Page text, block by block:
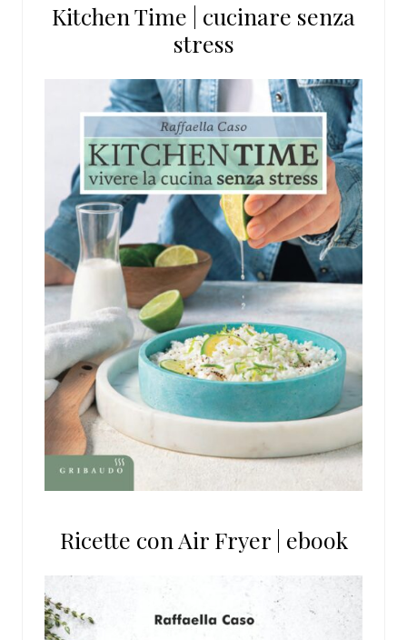
sito
Kitchen Time | cucinare senza
stress
Ricette con Air Fryer | ebook